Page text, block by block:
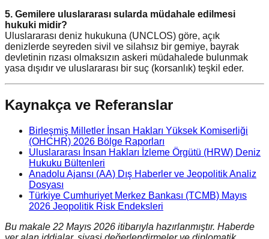
5. Gemilere uluslararası sularda müdahale edilmesi
hukuki midir?
Uluslararası deniz hukukuna (UNCLOS) göre, açık
denizlerde seyreden sivil ve silahsız bir gemiye, bayrak
devletinin rızası olmaksızın askeri müdahalede bulunmak
yasa dışıdır ve uluslararası bir suç (korsanlık) teşkil eder.
Kaynakça ve Referanslar
Birleşmiş Milletler İnsan Hakları Yüksek Komiserliği
(OHCHR) 2026 Bölge Raporları
Uluslararası İnsan Hakları İzleme Örgütü (HRW) Deniz
Hukuku Bültenleri
Anadolu Ajansı (AA) Dış Haberler ve Jeopolitik Analiz
Dosyası
Türkiye Cumhuriyet Merkez Bankası (TCMB) Mayıs
2026 Jeopolitik Risk Endeksleri
Bu makale 22 Mayıs 2026 itibarıyla hazırlanmıştır. Haberde